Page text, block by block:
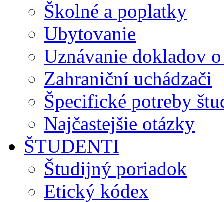
Školné a poplatky
Ubytovanie
Uznávanie dokladov
Zahraniční uchádzači
Špecifické potreby
Najčastejšie otázky
ŠTUDENTI
Študijný poriadok
Etický kódex